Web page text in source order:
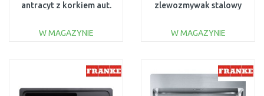
antracyt z korkiem aut.
W MAGAZYNIE
Do porównania
zlewozmywak stalowy
W MAGAZYNIE
Do porównania